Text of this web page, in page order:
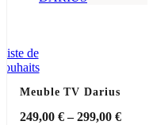
de
Meuble TV Darius
249,00 €–299,00 €